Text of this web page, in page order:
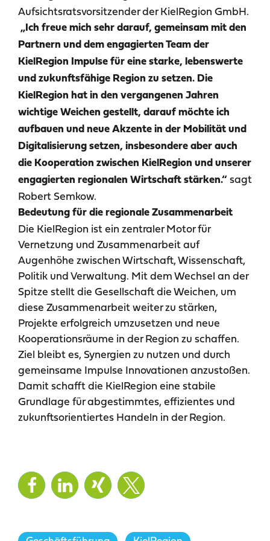
Aufsichtsratsvorsitzender der KielRegion GmbH.
„Ich freue mich sehr darauf, gemeinsam mit den
Partnern und dem engagierten Team der
KielRegion Impulse für eine starke, lebenswerte
und zukunftsfähige Region zu setzen. Die
KielRegion hat in den vergangenen Jahren
wichtige Weichen gestellt, darauf möchte ich
aufbauen und neue Akzente in der Mobilität und
Digitalisierung setzen, insbesondere aber auch
die Kooperation zwischen KielRegion und unserer
engagierten regionalen Wirtschaft stärken.“ sagt
Robert Semkow.
Bedeutung für die regionale Zusammenarbeit
Die KielRegion ist ein zentraler Motor für
Vernetzung und Zusammenarbeit auf
Augenhöhe zwischen Wirtschaft, Wissenschaft,
Politik und Verwaltung. Mit dem Wechsel an der
Spitze stellt die Gesellschaft die Weichen, um
diese Zusammenarbeit weiter zu stärken,
Projekte erfolgreich umzusetzen und neue
Kooperationsräume in der Region zu schaffen.
Ziel bleibt es, Synergien zu nutzen und durch
gemeinsame Impulse Innovationen anzustoßen.
Damit schafft die KielRegion eine stabile
Grundlage für abgestimmtes, effizientes und
zukunftsorientiertes Handeln in der Region.